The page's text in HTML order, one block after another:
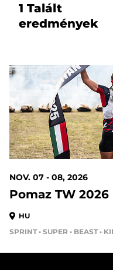
1 Talált
eredmények
NOV. 07 - 08, 2026
Pomaz TW 2026
HU